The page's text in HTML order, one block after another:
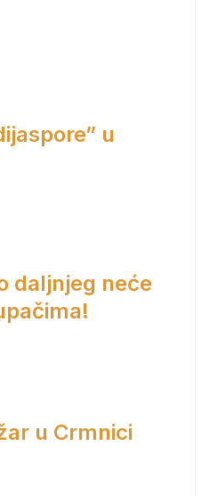
u
daljnjeg neće
u Crmnici